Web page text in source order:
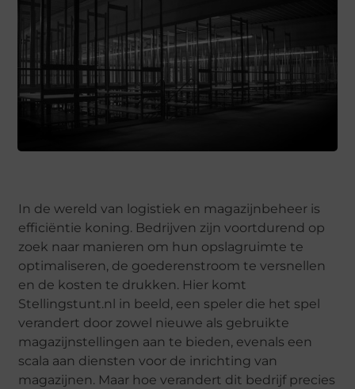
In de wereld van logistiek en magazijnbeheer is
efficiëntie koning. Bedrijven zijn voortdurend op
zoek naar manieren om hun opslagruimte te
optimaliseren, de goederenstroom te versnellen
en de kosten te drukken. Hier komt
Stellingstunt.nl in beeld, een speler die het spel
verandert door zowel nieuwe als gebruikte
magazijnstellingen aan te bieden, evenals een
scala aan diensten voor de inrichting van
magazijnen. Maar hoe verandert dit bedrijf precies